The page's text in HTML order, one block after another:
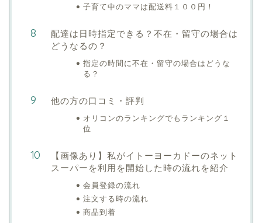
子育て中のママは配送料１００円！
配達は日時指定できる？不在・留守の場合は
どうなるの？
指定の時間に不在・留守の場合はどうな
る？
他の方の口コミ・評判
オリコンのランキングでもランキング１
位
【画像あり】私がイトーヨーカドーのネット
スーパーを利用を開始した時の流れを紹介
会員登録の流れ
注文する時の流れ
商品到着